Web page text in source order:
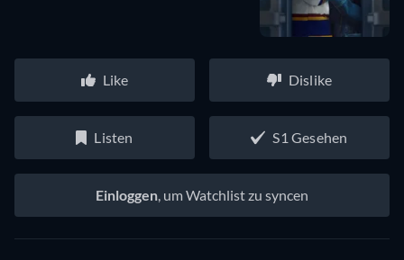
Like Dislike
Listen S1 Gesehen
Einloggen , um Watchlist zu syncen